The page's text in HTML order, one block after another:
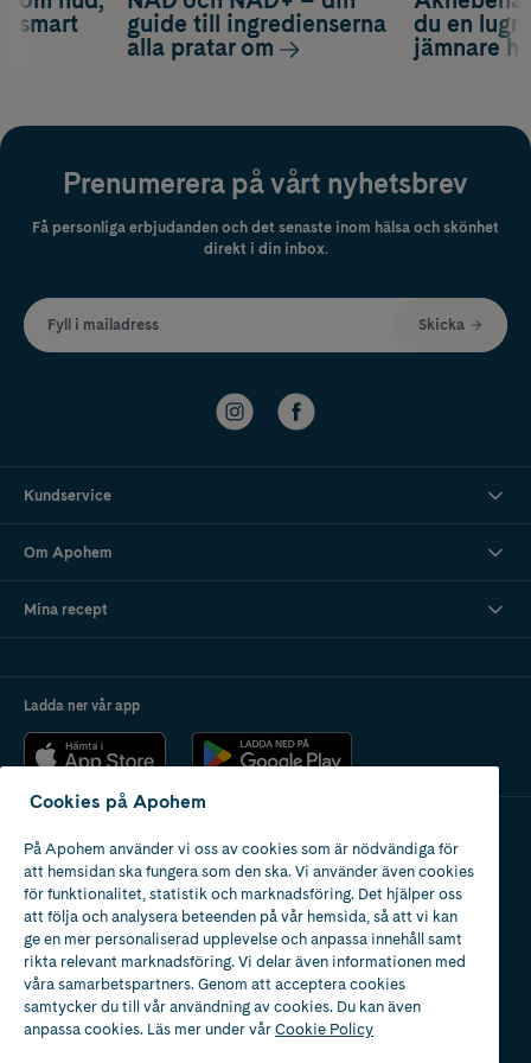
du en
jämnare
smart
guide till ingredienserna
alla pratar om
Prenumerera på vårt nyhetsbrev
Få personliga erbjudanden och det senaste inom hälsa och skönhet
direkt i din inbox.
Fyll i mailadress Skicka
Kundservice
Om Apohem
Mina recept
Ladda ner vår app
Apotek med tillstånd
av Läkemedelsverket
Cookies på Apohem
På Apohem använder vi oss av cookies som är nödvändiga för
att hemsidan ska fungera som den ska. Vi använder även cookies
för funktionalitet, statistik och marknadsföring. Det hjälper oss
att följa och analysera beteenden på vår hemsida, så att vi kan
ge en mer personaliserad upplevelse och anpassa innehåll samt
rikta relevant marknadsföring. Vi delar även informationen med
våra samarbetspartners. Genom att acceptera cookies
samtycker du till vår användning av cookies. Du kan även
anpassa cookies. Läs mer under vårCookie Policy